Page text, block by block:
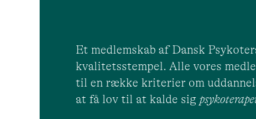
Et medlemskab af Dansk
kvalitetsstempel. Alle vores
til en række kriterier om
at få lov til at kalde sig